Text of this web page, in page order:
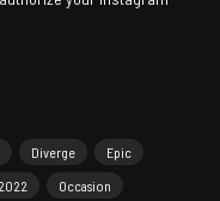
Diverge
Epic
Occasion